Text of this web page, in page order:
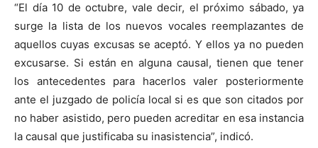
“El día 10 de octubre, vale decir, el próximo sábado, ya
surge la lista de los nuevos vocales reemplazantes de
aquellos cuyas excusas se aceptó. Y ellos ya no pueden
excusarse. Si están en alguna causal, tienen que tener
los antecedentes para hacerlos valer posteriormente
ante el juzgado de policía local si es que son citados por
no haber asistido, pero pueden acreditar en esa instancia
la causal que justificaba su inasistencia”, indicó.